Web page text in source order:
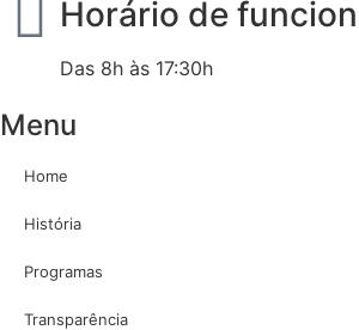
Horário de
Das 8h às 17:30h
Menu
Home
História
Programas
Transparência